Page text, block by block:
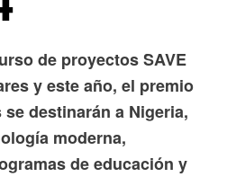
de proyectos SAVE
y este año, el premio
destinarán a Nigeria,
moderna,
de educación y